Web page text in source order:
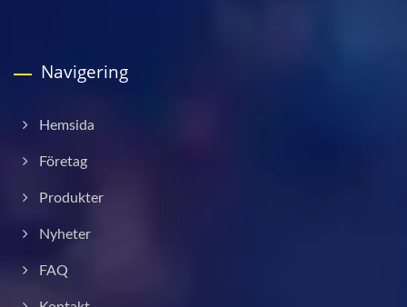
Navigering
Hemsida
Företag
Produkter
Nyheter
FAQ